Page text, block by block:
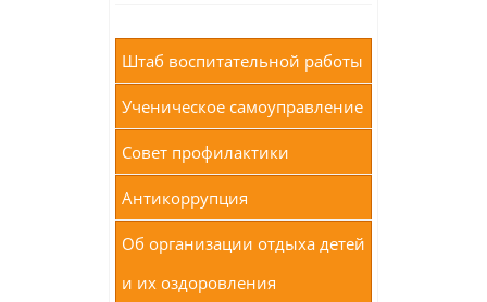
Штаб воспитательной работы
Ученическое самоуправление
Совет профилактики
Антикоррупция
Об организации отдыха детей
и их оздоровления